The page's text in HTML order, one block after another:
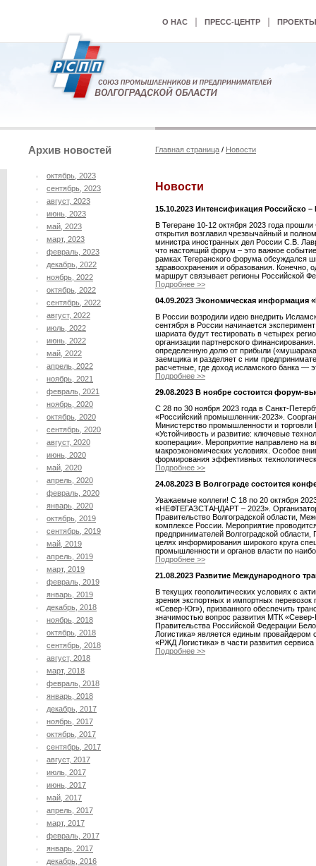
О НАС | ПРЕСС-ЦЕНТР | ПРОЕКТЫ
Архив новостей
октябрь, 2023
сентябрь, 2023
август, 2023
июнь, 2023
май, 2023
март, 2023
февраль, 2023
декабрь, 2022
ноябрь, 2022
октябрь, 2022
сентябрь, 2022
август, 2022
июль, 2022
июнь, 2022
май, 2022
апрель, 2022
ноябрь, 2021
февраль, 2021
ноябрь, 2020
октябрь, 2020
сентябрь, 2020
август, 2020
июнь, 2020
май, 2020
апрель, 2020
февраль, 2020
январь, 2020
октябрь, 2019
сентябрь, 2019
май, 2019
апрель, 2019
март, 2019
февраль, 2019
январь, 2019
декабрь, 2018
ноябрь, 2018
октябрь, 2018
сентябрь, 2018
август, 2018
март, 2018
февраль, 2018
январь, 2018
декабрь, 2017
ноябрь, 2017
октябрь, 2017
сентябрь, 2017
август, 2017
июль, 2017
июнь, 2017
май, 2017
апрель, 2017
март, 2017
февраль, 2017
январь, 2017
декабрь, 2016
Главная страница / Новости
Новости
15.10.2023 Интенсификация Российско –
В Тегеране 10-12 октября 2023 года
открытия возглавил чрезвычайный и
министра иностранных дел России С.В.
что настоящий форум – это важное
рамках Тегеранского форума обсуждался
здравоохранения и образования.
маршрут связывает регионы Российской
Подробнее >>
04.09.2023 Экономическая информация
В России возродили идею внедрить
сентября в России начинается
шариата будут тестировать в четырех
организации партнерского
определенную долю от прибыли
заемщика и разделяет с ним
расчетные, где доход исламского банка —
Подробнее >>
29.08.2023 В ноябре состоится форум-
С 28 по 30 ноября 2023 года в Санкт-
«Российский промышленник-2023».
Министерство промышленности и
«Устойчивость и развитие: ключевые
кооперации». Мероприятие направлено на
макроэкономических условиях. Особое
формирования эффективных
Подробнее >>
24.08.2023 В Волгограде состоится
Уважаемые коллеги! С 18 по 20 октября
«НЕФТЕГАЗСТАНДАРТ – 2023».
Правительство Волгоградской области,
комплексе России. Мероприятие
предпринимателей Волгоградской
целях информирования широкого круга
промышленности и органов власти по
Подробнее >>
21.08.2023 Развитие Международного
В текущих геополитических условиях с
зрения экспортных и импортных
«Север-Юг»), призванного обеспечить
значимостью вопрос развития МТК
Правительства Российской Федерации
Логистика» является единым
«РЖД Логистика» в части развития сервиса
Подробнее >>